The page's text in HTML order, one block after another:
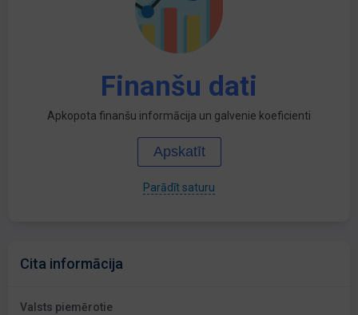
Finanšu dati
Apkopota finanšu informācija un galvenie koeficienti
Apskatīt
Parādīt saturu
Cita informācija
Valsts piemērotie